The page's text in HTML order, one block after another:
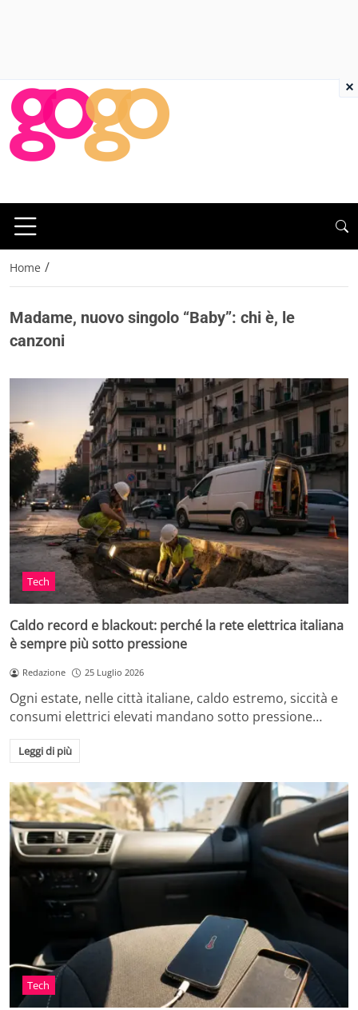
Home /
Madame, nuovo singolo “Baby”: chi è, le
canzoni
Tech
Caldo record e blackout: perché la rete elettrica italiana
è sempre più sotto pressione
Redazione 25 Luglio 2026
Ogni estate, nelle città italiane, caldo estremo, siccità e
consumi elettrici elevati mandano sotto pressione…
Leggi di più
Tech
×